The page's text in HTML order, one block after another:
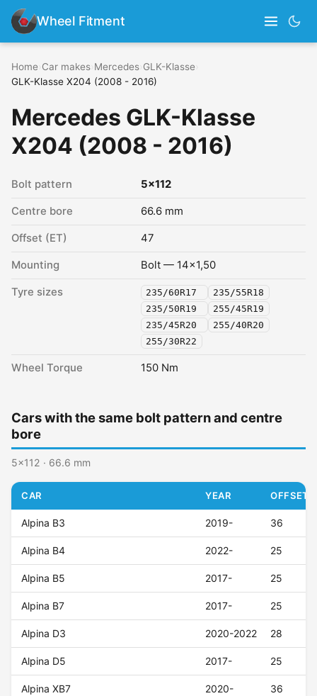
Wheel Fitment
Home Car makes Mercedes GLK-Klasse
GLK-Klasse X204 (2008 - 2016)
Mercedes GLK-Klasse
X204 (2008 - 2016)
Bolt pattern 5x112
Centre bore 66.6 mm
Offset (ET) 47
Mounting Bolt — 14x1,50
Tyre sizes 235/60R17
235/55R18
235/50R19
255/45R19
235/45R20
255/40R20
255/30R22
Wheel Torque 150 Nm
Cars with the same bolt pattern and centre
bore
5x112 · 66.6 mm
CAR YEAR OFFSET
Alpina B3 2019- 36
Alpina B4 2022- 25
Alpina B5 2017- 25
Alpina B7 2017- 25
Alpina D3 2020-2022 28
Alpina D5 2017- 25
Alpina XB7 2020- 36